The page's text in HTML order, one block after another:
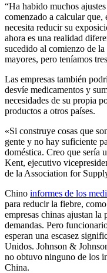
“Ha habido muchos
comenzado a calcular que,
necesita reducir su
ahora es una realidad
sucedido al comienzo de
mayores, pero teníamos
Las empresas también
desvíe medicamentos y
necesidades de su propia
productos a otros países.
«Si construye cosas que
gente y no hay suficiente
doméstica. Creo que sería
Kent, ejecutivo
de la Association for
Chino informes de los
para reducir la fiebre,
empresas chinas ajustan la
demandas. Pero
esperan una escasez
Unidos. Johnson &
no obtuvo ninguno de los
China.